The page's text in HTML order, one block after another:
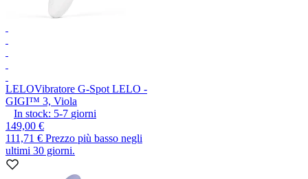
LELOVibratore G-Spot LELO -
GIGI™ 3, Viola
In stock: 5-7 giorni
149,00 €
111,71 € Prezzo più basso negli
ultimi 30 giorni.